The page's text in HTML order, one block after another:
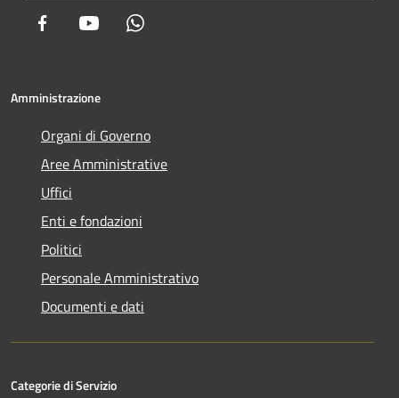
Facebook Youtube
Amministrazione
Organi di Governo
Aree Amministrative
Uffici
Enti e fondazioni
Politici
Personale Amministrativo
Documenti e dati
Categorie di Servizio